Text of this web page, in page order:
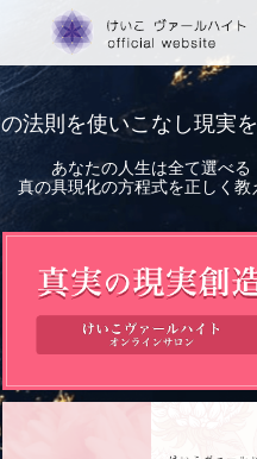
法則を使いこなし現実
あなたの人生は全て選べる
真の具現化の方程式を正しく教